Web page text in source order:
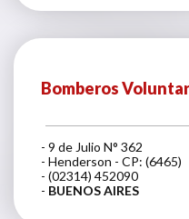
Bomberos
- 9 de Julio N° 362
- Henderson - CP: (6465)
- (02314) 452090
- BUENOS AIRES